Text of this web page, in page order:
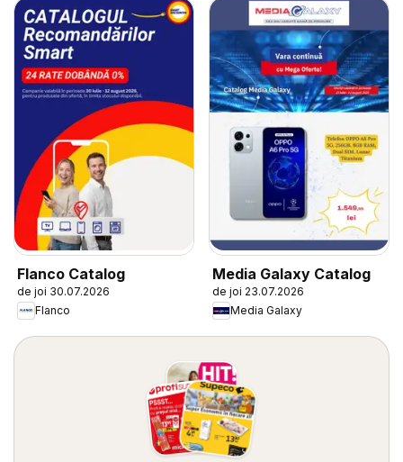
Flanco Catalog
de joi 30.07.2026
Flanco
Media Galaxy Catalog
de joi 23.07.2026
Media Galaxy